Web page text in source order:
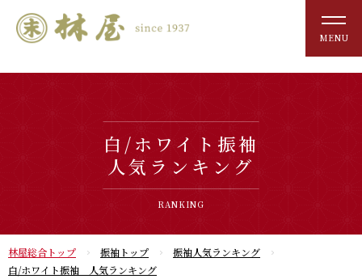
MENU
白/ホワイト振袖
人気ランキング
RANKING
林屋総合トップ 振袖トップ
振袖人気ランキング
白/ホワイト振袖 人気ランキング